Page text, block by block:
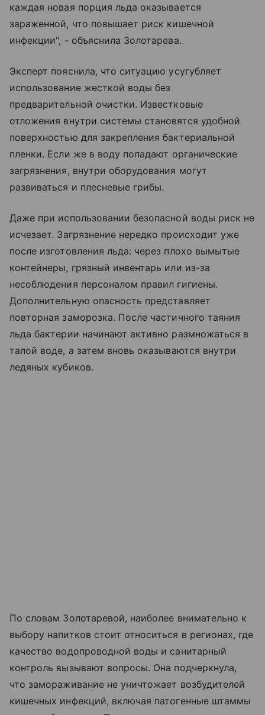
каждая новая порция льда оказывается
зараженной, что повышает риск кишечной
инфекции", - объяснила Золотарева.
Эксперт пояснила, что ситуацию усугубляет
использование жесткой воды без
предварительной очистки. Известковые
отложения внутри системы становятся удобной
поверхностью для закрепления бактериальной
пленки. Если же в воду попадают органические
загрязнения, внутри оборудования могут
развиваться и плесневые грибы.
Даже при использовании безопасной воды риск не
исчезает. Загрязнение нередко происходит уже
после изготовления льда: через плохо вымытые
контейнеры, грязный инвентарь или из-за
несоблюдения персоналом правил гигиены.
Дополнительную опасность представляет
повторная заморозка. После частичного таяния
льда бактерии начинают активно размножаться в
талой воде, а затем вновь оказываются внутри
ледяных кубиков.
По словам Золотаревой, наиболее внимательно к
выбору напитков стоит относиться в регионах, где
качество водопроводной воды и санитарный
контроль вызывают вопросы. Она подчеркнула,
что замораживание не уничтожает возбудителей
кишечных инфекций, включая патогенные штаммы